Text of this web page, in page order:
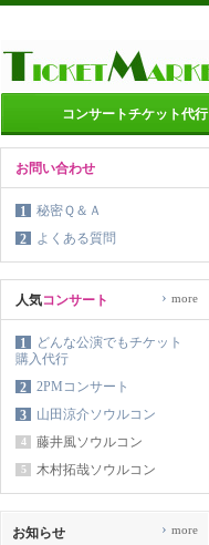
コンサートチケット代行
お問い合わせ
1
秘密Ｑ＆Ａ
2
よくある質問
人気コンサート
1
どんな公演でもチケット
購入代行
2
2PMコンサート
3
山田涼介ソウルコン
4 藤井風ソウルコン
5 木村拓哉ソウルコン
› more
お知らせ › more